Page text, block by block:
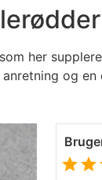
her
og